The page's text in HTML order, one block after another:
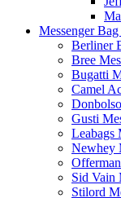
Messenger
Berliner
Bree
Bugatti
Camel
Gusti
Leabags
Newhey
Sid Vain
Stilord